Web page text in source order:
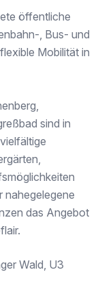
bestätigt den hohen Qualitäts- und Nachhaltigkeitsstandard von ODO25.
Monat angemietet werden.
wird eine Bürgschaft (Einkommen aus Ö, D, CH) benötigt.
Naheverhältnis besteht.
öffentliche
, Bus- und
Mobilität in
sind in
nahegelegene
das Angebot
Wald, U3